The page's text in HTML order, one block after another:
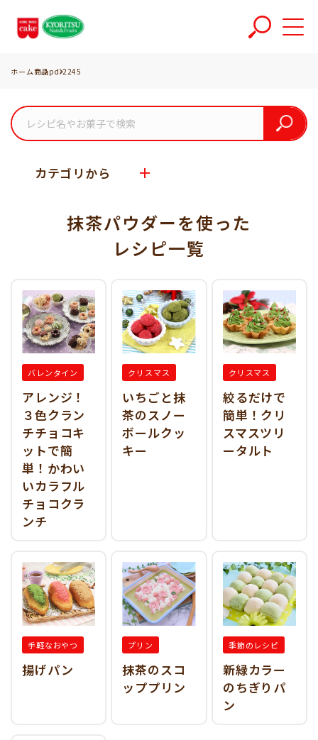
ホーム商品pd-2245
カテゴリから
抹茶パウダーを使った
レシピ一覧
バレンタイン
アレンジ！
３色クラン
チチョコキ
ットで簡
単！かわい
いカラフル
チョコクラ
ンチ
クリスマス
いちごと抹
茶のスノー
ボールクッ
キー
クリスマス
絞るだけで
簡単！クリ
スマスツリ
ータルト
手軽なおやつ
揚げパン
プリン
抹茶のスコ
ッププリン
季節のレシピ
新緑カラー
のちぎりパ
ン